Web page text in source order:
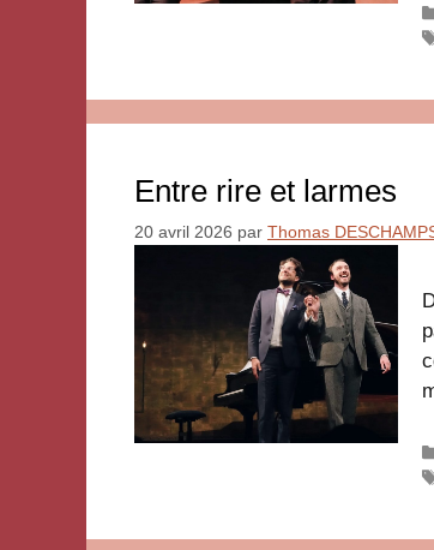
Entre rire et larmes
20 avril 2026 par Thomas